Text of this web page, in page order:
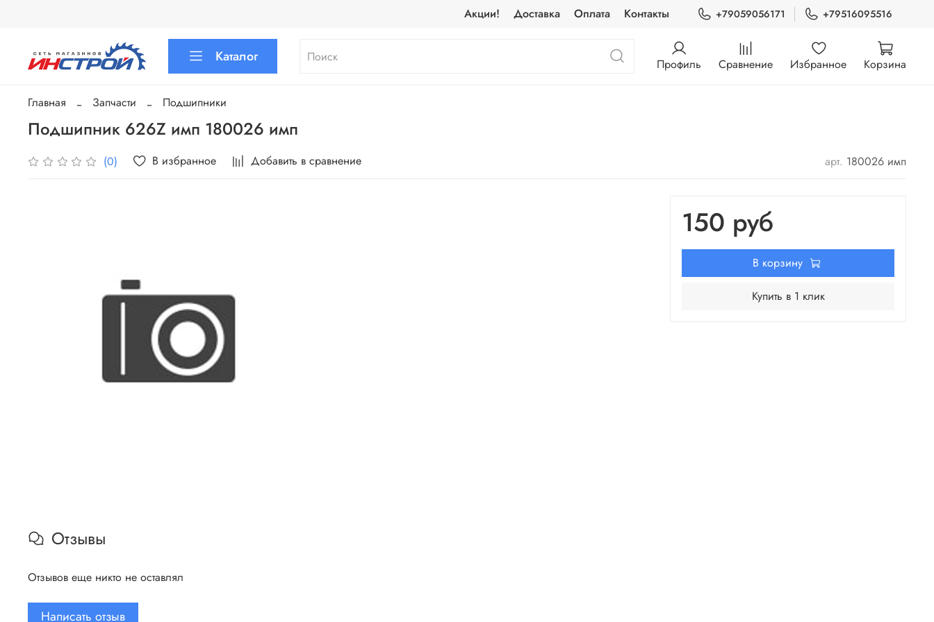
Акции! Доставка Оплата Контакты +79059056171 +79516095516
Каталог Профиль Сравнение Избранное Корзина
Главная Запчасти Подшипники
Подшипник 626Z имп 180026 имп
(0) В избранное Добавить в сравнение арт. 180026 имп
150 руб
В корзину
Купить в 1 клик
Отзывы
Отзывов еще никто не оставлял
Написать отзыв